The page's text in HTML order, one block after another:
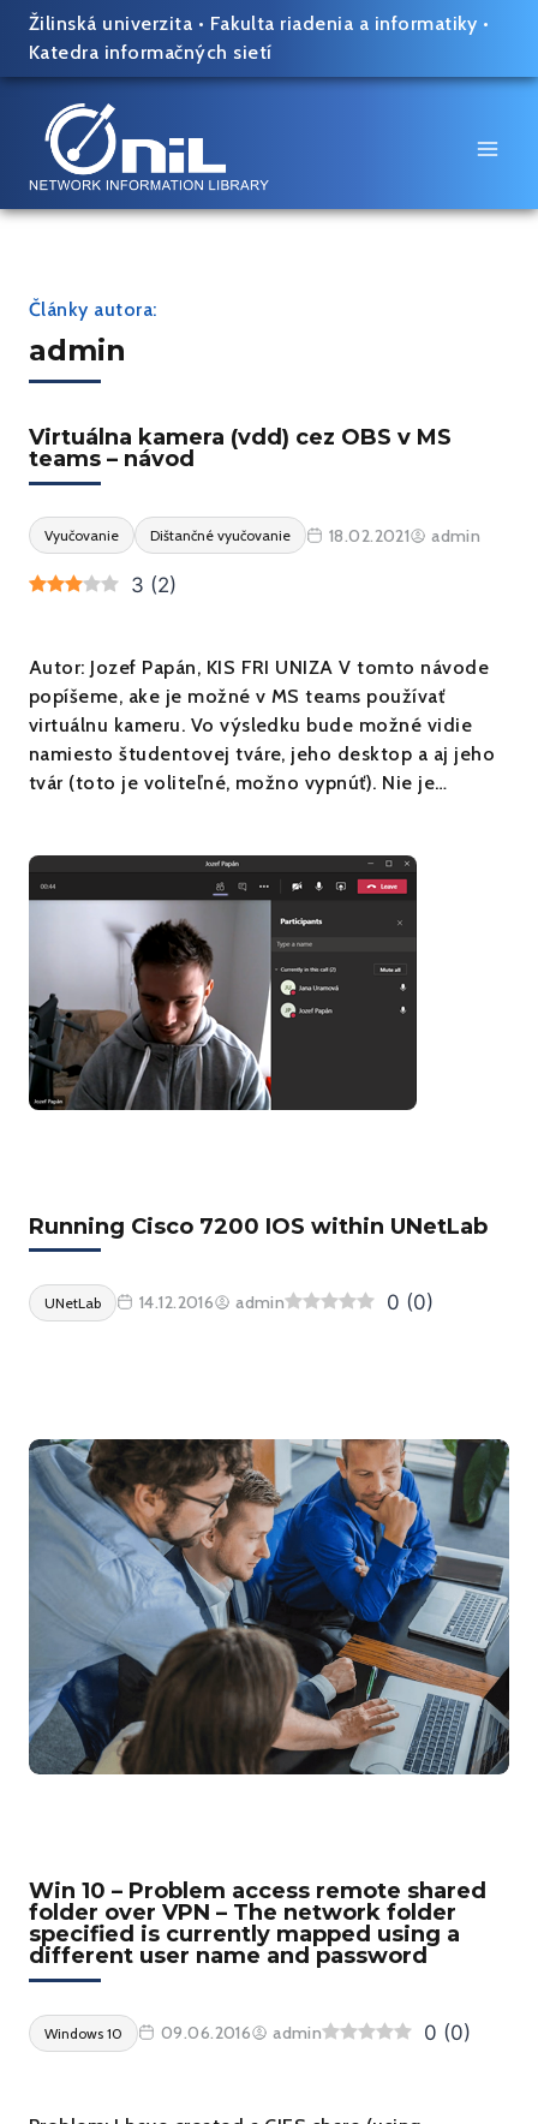
Skip
content
Žilinská univerzita • Fakulta riadenia a informatiky •
Katedra informačných sietí
Články autora:
admin
Virtuálna kamera (vdd) cez OBS v MS
teams – návod
Vyučovanie Dištančné vyučovanie 18.02.2021 admin
3 (2)
Autor: Jozef Papán, KIS FRI UNIZA V tomto návode
popíšeme, ake je možné v MS teams používať
virtuálnu kameru. Vo výsledku bude možné vidie
namiesto študentovej tváre, jeho desktop a aj jeho
tvár (toto je voliteľné, možno vypnúť). Nie je…
Running Cisco 7200 IOS within UNetLab
UNetLab 14.12.2016 admin 0 (0)
Win 10 – Problem access remote shared
folder over VPN – The network folder
specified is currently mapped using a
different user name and password
Windows 10 09.06.2016 admin 0 (0)